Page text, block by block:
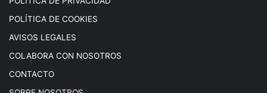
POLÍTICA DE COOKIES
AVISOS LEGALES
COLABORA CON NOSOTROS
CONTACTO